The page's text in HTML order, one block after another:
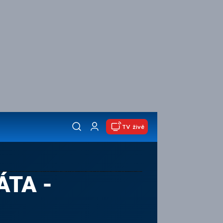
TV živě
-